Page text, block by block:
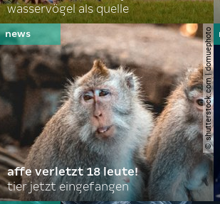
wasservögel als quelle
© shutterstock.com | domuephoto
affe verletzt 18 leute!
tier jetzt eingefangen